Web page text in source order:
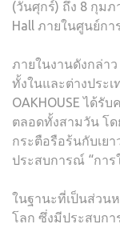
(วันศุกร์) ถึง 8 กุม
Hall ภายในศูนย์กา
ภายในงานดังกล่า
ทั้งในและต่างประ
OAKHOUSE ได้รั
ตลอดทั้งสามวัน โ
กระตือรือร้นกับเย
ประสบการณ์ “กา
ในฐานะที่เป็นส่วน
โลก ซึ่งมีประสบก